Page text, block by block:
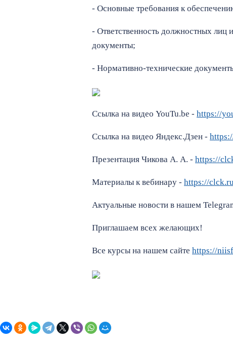
- Основные требования к
- Ответственность должностных лиц
документы;
- Нормативно-технические
Ссылка на видео YouTu.be - https://
Ссылка на видео Яндекс.Дзен -
Презентация Чикова А. А. - https://
Материалы к вебинару - https://
Актуальные новости в нашем
Приглашаем всех желающих!
Все курсы на нашем сайте https://